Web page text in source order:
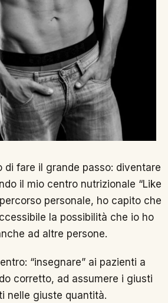
di fare il grande passo: diventare
il mio centro nutrizionale “Like
personale, ho capito che
la possibilità che io ho
ad altre persone.
“insegnare” ai pazienti a
corretto, ad assumere i giusti
nelle giuste quantità.